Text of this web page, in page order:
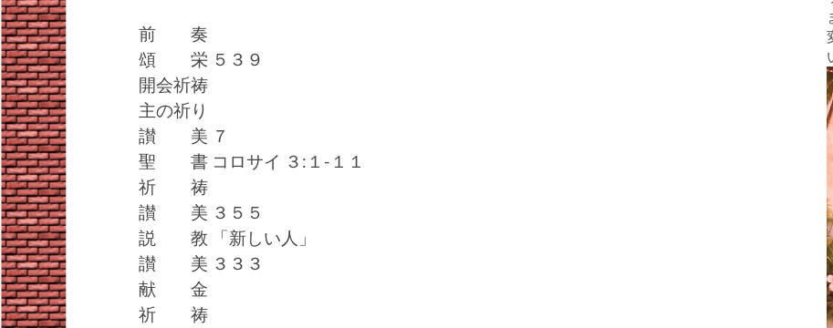
前 奏
頌 栄 ５３９
開会祈祷
主の祈り
讃 美 ７
聖 書 コロサイ ３:１-１１
祈 祷
讃 美 ３５５
説 教 「新しい人」
讃 美 ３３３
献 金
祈 祷